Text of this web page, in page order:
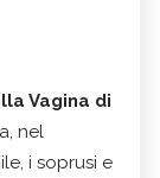
Vagina di
nel
i soprusi e